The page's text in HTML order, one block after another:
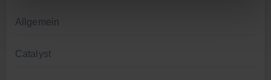
Allgemein
Catalyst